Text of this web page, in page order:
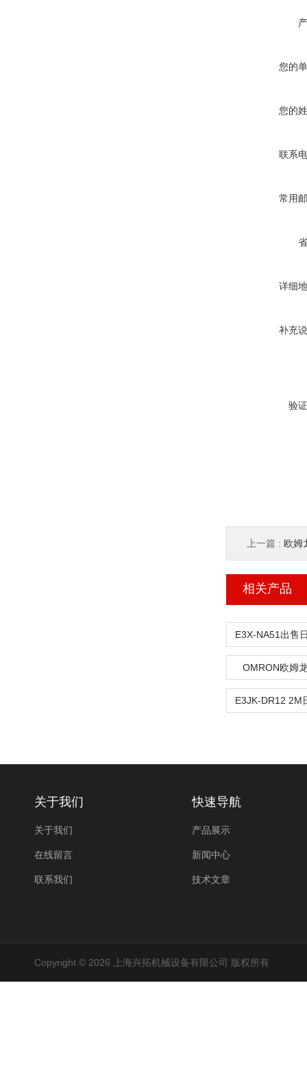
您的
您的
联系
常用
详细
补充
验
上一篇 : 欧姆
相关产品
OMRON欧姆
关于我们
关于我们
在线留言
联系我们
快速导航
产品展示
新闻中心
技术文章
Copyright © 2026 上海兴拓机械设备有限公司 版权所有